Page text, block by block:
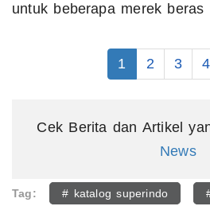
untuk beberapa merek beras
1 2 3 4
Cek Berita dan Artikel
News
Tag: # katalog superindo